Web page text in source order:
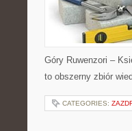
Góry Ruwenzori –
to obszerny zbiór
CATEGORIES: